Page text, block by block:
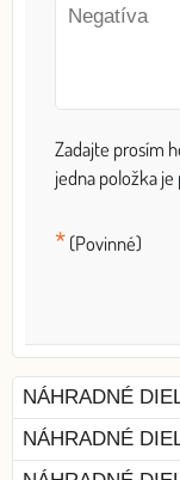
Zadajte prosím
jedna položka je
*(Povinné)
NÁHRADNÉ
NÁHRADNÉ